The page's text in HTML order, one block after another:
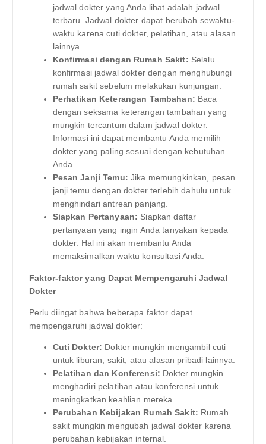
jadwal dokter yang Anda lihat adalah jadwal
terbaru. Jadwal dokter dapat berubah sewaktu-
waktu karena cuti dokter, pelatihan, atau alasan
lainnya.
Konfirmasi dengan Rumah Sakit: Selalu
konfirmasi jadwal dokter dengan menghubungi
rumah sakit sebelum melakukan kunjungan.
Perhatikan Keterangan Tambahan: Baca
dengan seksama keterangan tambahan yang
mungkin tercantum dalam jadwal dokter.
Informasi ini dapat membantu Anda memilih
dokter yang paling sesuai dengan kebutuhan
Anda.
Pesan Janji Temu: Jika memungkinkan, pesan
janji temu dengan dokter terlebih dahulu untuk
menghindari antrean panjang.
Siapkan Pertanyaan: Siapkan daftar
pertanyaan yang ingin Anda tanyakan kepada
dokter. Hal ini akan membantu Anda
memaksimalkan waktu konsultasi Anda.
Faktor-faktor yang Dapat Mempengaruhi Jadwal
Dokter
Perlu diingat bahwa beberapa faktor dapat
mempengaruhi jadwal dokter:
Cuti Dokter: Dokter mungkin mengambil cuti
untuk liburan, sakit, atau alasan pribadi lainnya.
Pelatihan dan Konferensi: Dokter mungkin
menghadiri pelatihan atau konferensi untuk
meningkatkan keahlian mereka.
Perubahan Kebijakan Rumah Sakit: Rumah
sakit mungkin mengubah jadwal dokter karena
perubahan kebijakan internal.